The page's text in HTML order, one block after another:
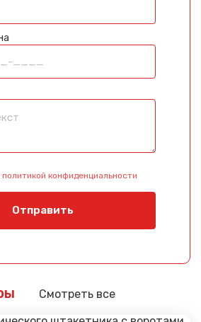
политикой конфиденциальности
Отправить
Смотреть все